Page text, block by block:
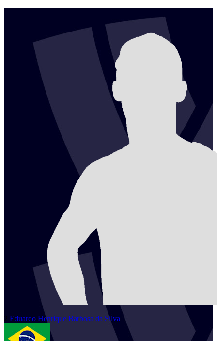
2 Eduardo Henrique Barbosa da Silva